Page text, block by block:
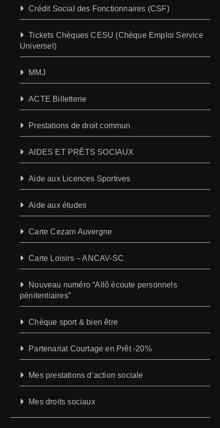
Crédit Social des Fonctionnaires (CSF)
Tickets Chèques CESU (Chèque Emploi Service
Universel)
MMJ
ACTE Billetterie
Prestations de droit commun
AIDES ET PRÊTS SOCIAUX
Aide aux Licences Sportives
Aide aux études
Carte Cezam Auvergne
Carte Loisirs – ANCAV-SC
Nouveau numéro “Allô écoute personnels
pénitentiaires”
Chèque sport & bien être
Partenariat Courtage en Prêt -20%
Mes prestations d’action sociale
Mes droits sociaux